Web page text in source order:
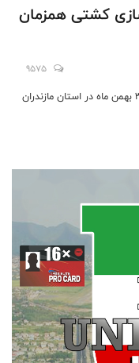
کشتی همزمان
9575
اولین دوره مربیگری بدنسازی کشتی از 26 لغایت 30 بهمن ماه در استان مازندران